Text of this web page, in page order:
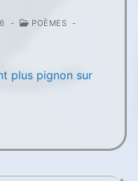
- POÈMES -
plus pignon sur